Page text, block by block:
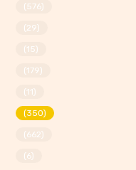
(576)
(29)
(15)
(179)
(11)
(350)
(662)
(6)